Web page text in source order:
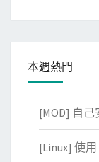
本週熱門
[MOD] 自
[Linux] 使